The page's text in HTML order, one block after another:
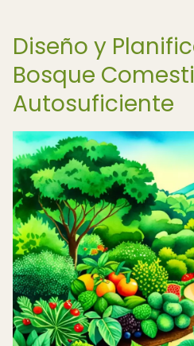
Diseño y
Bosque
Autosuficiente